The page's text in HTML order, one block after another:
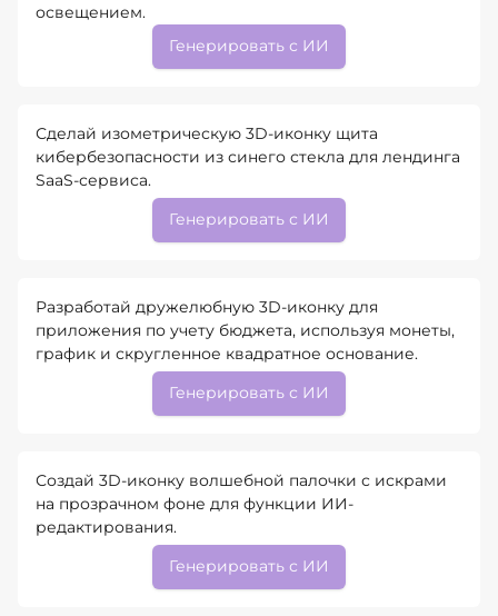
освещением.
Генерировать с ИИ
Сделай изометрическую 3D-иконку щита
кибербезопасности из синего стекла для лендинга
SaaS-сервиса.
Генерировать с ИИ
Разработай дружелюбную 3D-иконку для
приложения по учету бюджета, используя монеты,
график и скругленное квадратное основание.
Генерировать с ИИ
Создай 3D-иконку волшебной палочки с искрами
на прозрачном фоне для функции ИИ-
редактирования.
Генерировать с ИИ